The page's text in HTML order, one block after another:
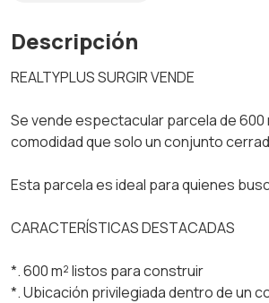
Descripción
REALTYPLUS SURGIR VENDE
Se vende espectacular parcela de 600
comodidad que solo un conjunto
Esta parcela es ideal para quienes
CARACTERÍSTICAS DESTACADAS
*. 600 m² listos para construir
*. Ubicación privilegiada dentro de un